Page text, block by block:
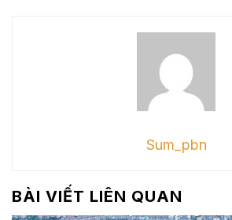
Sum_pbn
BÀI VIẾT LIÊN QUAN